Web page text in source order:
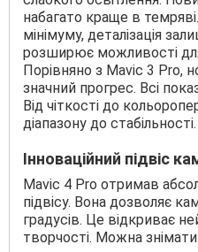
набагато краще в
мінімуму, деталізація
розширює можливості
Порівняно з Mavic 3 Pro,
значний прогрес. Всі
Від чіткості до
діапазону до стабільності.
Інноваційний підвіс
Mavic 4 Pro отримав
підвісу. Вона дозволяє
градусів. Це відкриває
творчості. Можна